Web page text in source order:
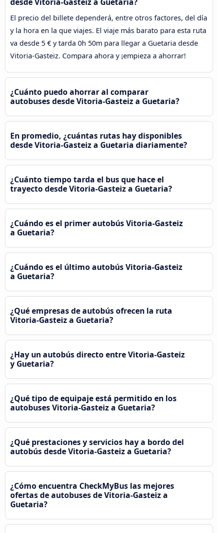
El precio del billete dependerá, entre otros factores, del día
y la hora en la que viajes. El viaje más barato para esta ruta
va desde 5 € y tarda 0h 50m para llegar a Guetaria desde
Vitoria-Gasteiz. Compara ahora y ¡empieza a ahorrar!
¿Cuánto puedo ahorrar al comparar
autobuses desde Vitoria-Gasteiz a Guetaria?
En promedio, ¿cuántas rutas hay disponibles
desde Vitoria-Gasteiz a Guetaria diariamente?
¿Cuánto tiempo tarda el bus que hace el
trayecto desde Vitoria-Gasteiz a Guetaria?
¿Cuándo es el primer autobús Vitoria-Gasteiz
a Guetaria?
¿Cuándo es el último autobús Vitoria-Gasteiz
a Guetaria?
¿Qué empresas de autobús ofrecen la ruta
Vitoria-Gasteiz a Guetaria?
¿Hay un autobús directo entre Vitoria-Gasteiz
y Guetaria?
¿Qué tipo de equipaje está permitido en los
autobuses Vitoria-Gasteiz a Guetaria?
¿Qué prestaciones y servicios hay a bordo del
autobús desde Vitoria-Gasteiz a Guetaria?
¿Cómo encuentra CheckMyBus las mejores
ofertas de autobuses de Vitoria-Gasteiz a
Guetaria?